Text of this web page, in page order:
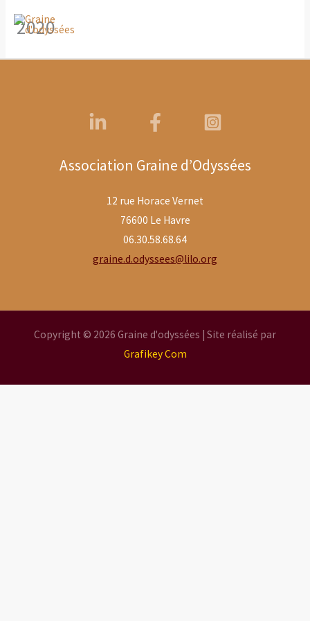
2020
Association Graine d’Odyssées
12 rue Horace Vernet
76600 Le Havre
06.30.58.68.64
graine.d.odyssees@lilo.org
Copyright © 2026 Graine d'odyssées | Site réalisé par
Grafikey Com